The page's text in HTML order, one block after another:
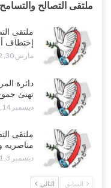
ملتقى التصالح
ملتقى
إختطاف
مارس 30, 2022
دائرة
تهنئ
ديسمبر 14, 2021
ملتقى
مناصريه
ديسمبر 3, 2021
السابق التالي